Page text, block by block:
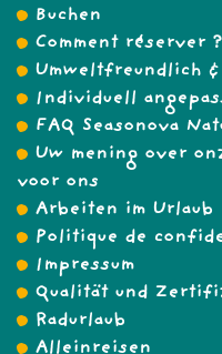
Buchen
Comment réserver ?
Umweltfreundlich &
Individuell
FAQ Seasonova
Uw mening over
voor ons
Arbeiten im Urlaub
Politique de
Impressum
Qualität und
Radurlaub